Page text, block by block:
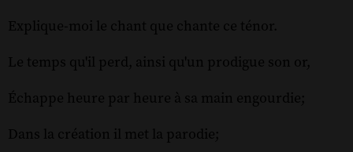
Explique-moi le chant que chante ce ténor.
Le temps qu'il perd, ainsi qu'un prodigue son or,
Échappe heure par heure à sa main engourdie;
Dans la création il met la parodie;